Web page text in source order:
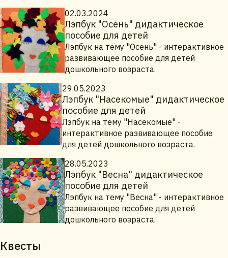
02.03.2024
Лэпбук "Осень" дидактическое
пособие для детей
Лэпбук на тему "Осень" - интерактивное
развивающее пособие для детей
дошкольного возраста.
29.05.2023
Лэпбук "Насекомые" дидактическое
пособие для детей
Лэпбук на тему "Насекомые" -
интерактивное развивающее пособие
для детей дошкольного возраста.
28.05.2023
Лэпбук "Весна" дидактическое
пособие для детей
Лэпбук на тему "Весна" - интерактивное
развивающее пособие для детей
дошкольного возраста.
Квесты